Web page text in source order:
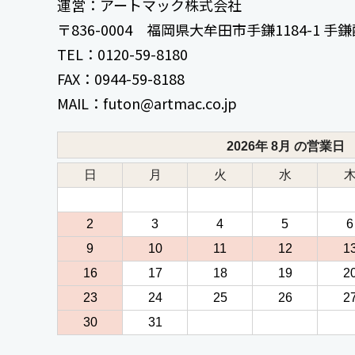
運営：アートマック株式会社
〒836-0004 福岡県大牟田市手鎌1184-1 手
TEL：0120-59-8180
FAX：0944-59-8188
MAIL：futon@artmac.co.jp